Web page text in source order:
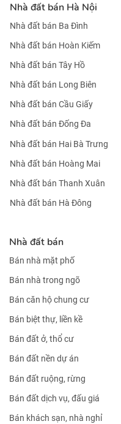
Nhà đất bán Hà Nội
Nhà đất bán Ba Đình
Nhà đất bán Hoàn Kiếm
Nhà đất bán Tây Hồ
Nhà đất bán Long Biên
Nhà đất bán Cầu Giấy
Nhà đất bán Đống Đa
Nhà đất bán Hai Bà Trưng
Nhà đất bán Hoàng Mai
Nhà đất bán Thanh Xuân
Nhà đất bán Hà Đông
Nhà đất bán
Bán nhà mặt phố
Bán nhà trong ngõ
Bán căn hộ chung cư
Bán biệt thự, liền kề
Bán đất ở, thổ cư
Bán đất nền dự án
Bán đất ruộng, rừng
Bán đất dịch vụ, đấu giá
Bán khách sạn, nhà nghỉ